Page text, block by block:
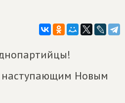
наступающим Новым